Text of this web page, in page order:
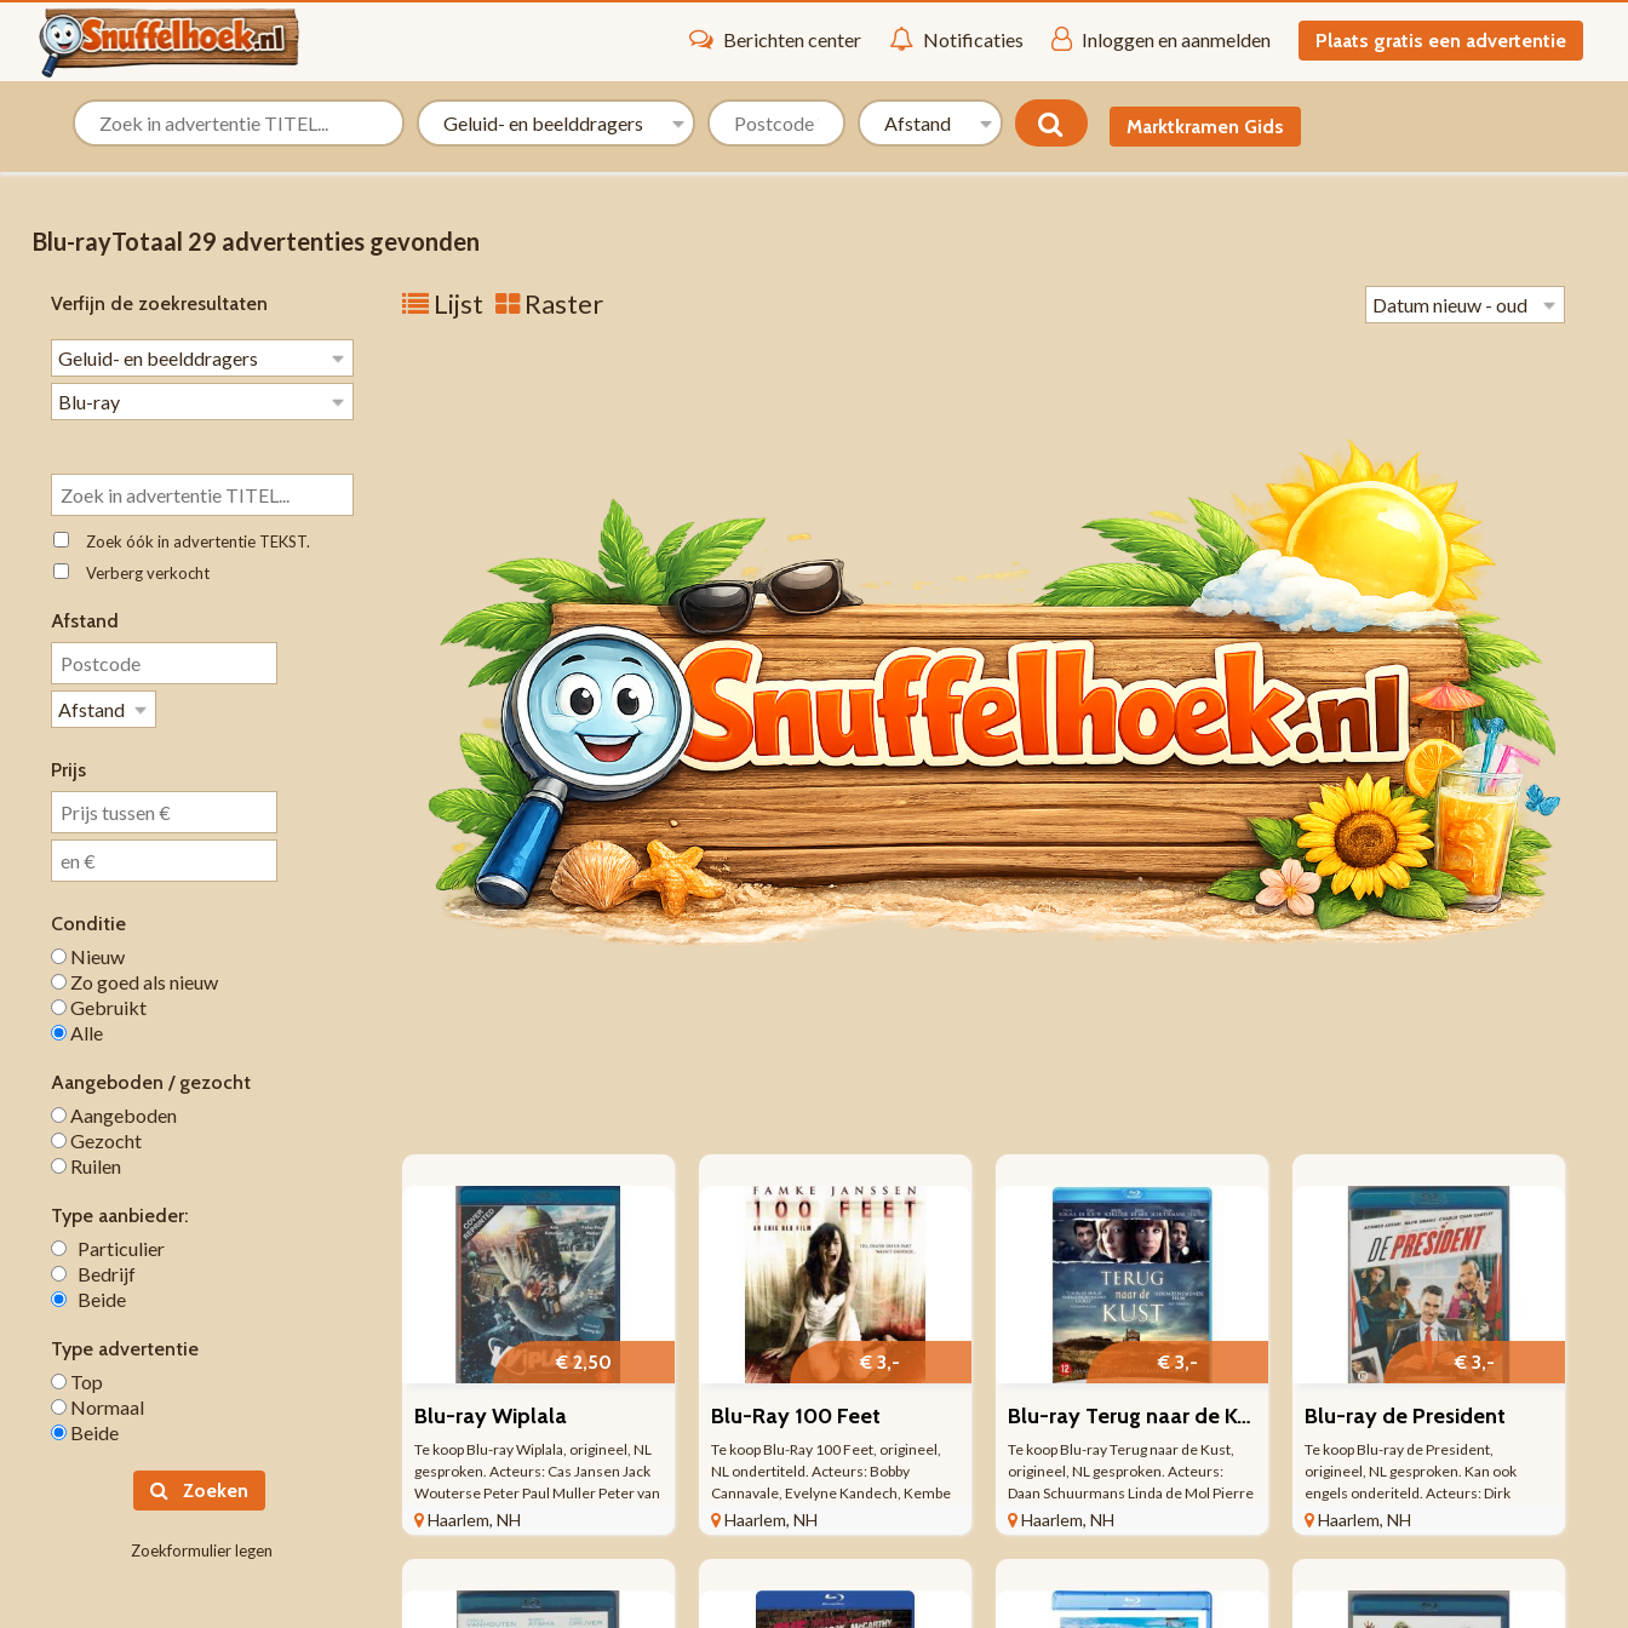
Berichten center Notificaties Inloggen en aanmelden Plaats gratis een advertentie
Marktkramen Gids
Blu-rayTotaal 29 advertenties gevonden
Verfijn de zoekresultaten
Zoek óók in advertentie TEKST.
Verberg verkocht
Afstand
Prijs
Conditie
Nieuw
Zo goed als nieuw
Gebruikt
Alle
Aangeboden / gezocht
Aangeboden
Gezocht
Ruilen
Type aanbieder:
Particulier
Bedrijf
Beide
Type advertentie
Top
Normaal
Beide
Zoeken
Zoekformulier legen
Lijst Raster
€ 2,50
Blu-ray Wiplala
Te koop Blu-ray Wiplala, origineel, NL
gesproken. Acteurs: Cas Jansen Jack
Wouterse Peter Paul Muller Peter van
den Begin Geza Weisz Kee Ketelaar
Stemmen Ned. versie: Geza Weisz
Sasha Mylanus Peter Paul Muller Kee
Haarlem, NH
€ 3,-
Blu-Ray 100 Feet
Te koop Blu-Ray 100 Feet, origineel,
NL ondertiteld. Acteurs: Bobby
Cannavale, Evelyne Kandech, Kembe
Sorel, Tibor Palffy, Famke Janssen,
Michael Paré, Patricia Charbonneau,
Ed Westwick, .John Fallon Blu-ray 1
Haarlem, NH
€ 3,-
Blu-ray Terug naar de Kust
Te koop Blu-ray Terug naar de Kust,
origineel, NL gesproken. Acteurs:
Daan Schuurmans Linda de Mol Pierre
Bokma Roos Netjes Regisseur: Will
Koopman Uitgever: Rubinstein b.v. Blu-
ray 1 stuk(s) Speelduur: 110:00
Haarlem, NH
€ 3,-
Blu-ray de President
Te koop Blu-ray de President,
origineel, NL gesproken. Kan ook
engels onderiteld. Acteurs: Dirk
Zeelenberg Ton Kas Rosa Reuten
Achmed Akkabi Frank Lammers Najib
Amhali Charlie Dagelet Regisseur: Erik
Haarlem, NH